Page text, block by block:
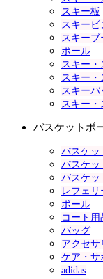
スキー板
スキービ
スキーブ
ポール
スキー・
スキー・
スキーバ
スキー・
バスケットボ
バスケッ
バスケッ
バスケッ
レフェリ
ボール
コート用
バッグ
アクセサ
ケア・サ
adidas